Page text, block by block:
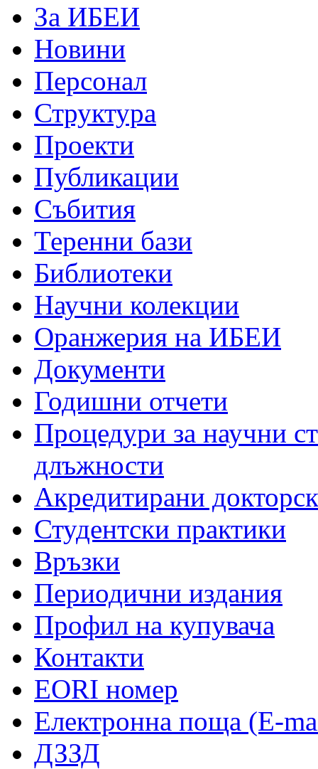
За ИБЕИ
Новини
Персонал
Структура
Проекти
Публикации
Събития
Теренни бази
Библиотеки
Научни колекции
Оранжерия на ИБЕИ
Документи
Годишни отчети
Процедури за научни
длъжности
Акредитирани
Студентски практики
Връзки
Периодични издания
Профил на купувача
Контакти
EORI номер
Електронна поща (E-
ДЗЗД